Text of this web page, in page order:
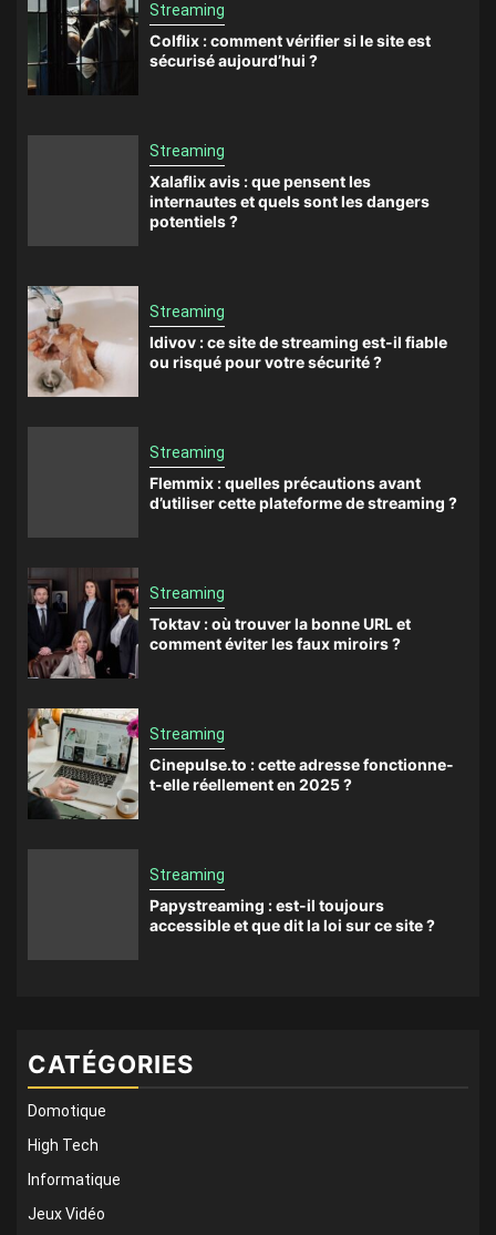
Streaming
Colflix : comment vérifier si le site est
sécurisé aujourd’hui ?
Streaming
Xalaflix avis : que pensent les
internautes et quels sont les dangers
potentiels ?
Streaming
Idivov : ce site de streaming est-il fiable
ou risqué pour votre sécurité ?
Streaming
Flemmix : quelles précautions avant
d’utiliser cette plateforme de streaming ?
Streaming
Toktav : où trouver la bonne URL et
comment éviter les faux miroirs ?
Streaming
Cinepulse.to : cette adresse fonctionne-
t-elle réellement en 2025 ?
Streaming
Papystreaming : est-il toujours
accessible et que dit la loi sur ce site ?
CATÉGORIES
Domotique
High Tech
Informatique
Jeux Vidéo